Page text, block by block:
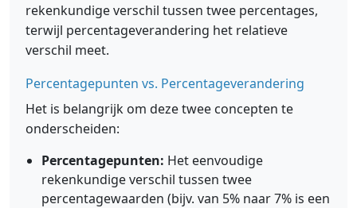
rekenkundige verschil tussen twee percentages,
terwijl percentageverandering het relatieve
verschil meet.
Percentagepunten vs. Percentageverandering
Het is belangrijk om deze twee concepten te
onderscheiden:
Percentagepunten: Het eenvoudige
rekenkundige verschil tussen twee
percentagewaarden (bijv. van 5% naar 7% is een